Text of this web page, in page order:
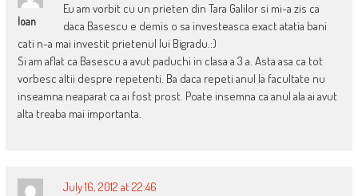
Ioan
Eu am vorbit cu un prieten din Tara Galilor si mi-a zis ca
daca Basescu e demis o sa investeasca exact atatia bani
cati n-a mai investit prietenul lui Bigradu.:)
Si am aflat ca Basescu a avut paduchi in clasa a 3 a. Asta asa ca tot
vorbesc altii despre repetenti. Ba daca repeti anul la facultate nu
inseamna neaparat ca ai fost prost. Poate insemna ca anul ala ai avut
alta treaba mai importanta.
July 16, 2012 at 22:46